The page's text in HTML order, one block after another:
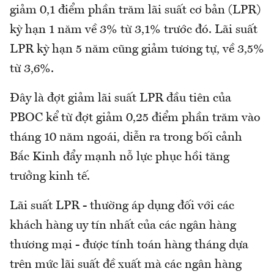
giảm 0,1 điểm phần trăm lãi suất cơ bản (LPR)
kỳ hạn 1 năm về 3% từ 3,1% trước đó. Lãi suất
LPR kỳ hạn 5 năm cũng giảm tương tự, về 3,5%
từ 3,6%.
Đây là đợt giảm lãi suất LPR đầu tiên của
PBOC kể từ đợt giảm 0,25 điểm phần trăm vào
tháng 10 năm ngoái, diễn ra trong bối cảnh
Bắc Kinh đẩy mạnh nỗ lực phục hồi tăng
trưởng kinh tế.
Lãi suất LPR - thường áp dụng đối với các
khách hàng uy tín nhất của các ngân hàng
thương mại - được tính toán hàng tháng dựa
trên mức lãi suất đề xuất mà các ngân hàng